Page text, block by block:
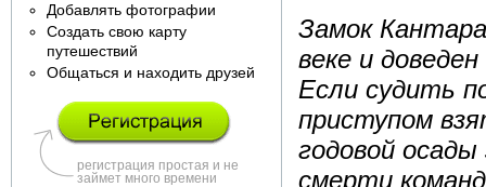
Добавлять фотографии
Создать свою карту
путешествий
Общаться и находить друзей
регистрация простая и не
займет много времени
Замок
веке и
Если судить
приступом
годовой
смерти